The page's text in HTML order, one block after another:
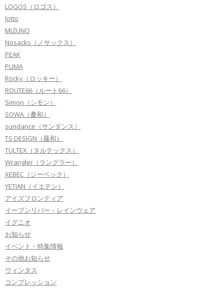
LOGOS（ロゴス）
lotto
MIZUNO
Nosacks（ノサックス）
PEAK
PUMA
Rocky（ロッキー）
ROUTE66（ルート66）
Simon（シモン）
SOWA（桑和）
sundance（サンダンス）
TS DESIGN（藤和）
TULTEX（タルテックス）
Wrangler（ラングラー）
XEBEC（ジーベック）
YETIAN（イエテン）
アイズフロンティア
イーブンリバー－レインウェア
イグニオ
お知らせ
イベント・特集情報
その他お知らせ
ウィンタス
コンプレッション